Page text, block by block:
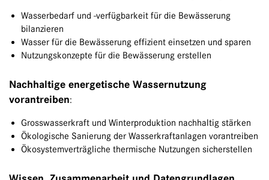
Wasserbedarf und -verfügbarkeit für die Bewässerung
bilanzieren
Wasser für die Bewässerung effizient einsetzen und sparen
Nutzungskonzepte für die Bewässerung erstellen
Nachhaltige energetische Wassernutzung
vorantreiben:
Grosswasserkraft und Winterproduktion nachhaltig stärken
Ökologische Sanierung der Wasserkraftanlagen vorantreiben
Ökosystemverträgliche thermische Nutzungen sicherstellen